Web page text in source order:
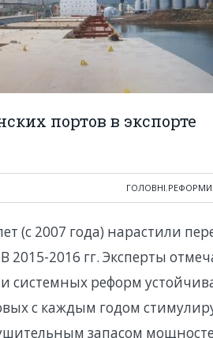
портов в экспорте
ГОЛОВНІ,РЕФОРМИ
(с 2007 года) нарастили
2016 гг. Эксперты
системных реформ
с каждым годом
запасом